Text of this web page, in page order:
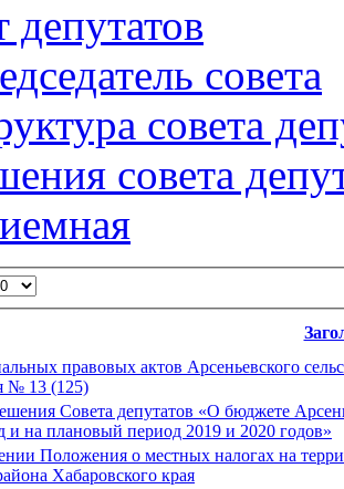
депутатов
совета
совета
совета
правовых актов Арсеньевского
№ 13 (125)
Совета депутатов «О бюджете
и на плановый период 2019 и 2020 годов»
Положения о местных налогах на
Хабаровского края